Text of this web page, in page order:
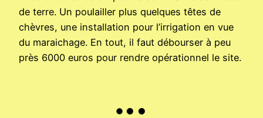
de terre. Un poulailler plus quelques têtes de
chèvres, une installation pour l’irrigation en vue
du maraichage. En tout, il faut débourser à peu
près 6000 euros pour rendre opérationnel le site.